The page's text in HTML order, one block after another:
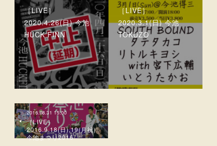
［LIVE］
2020.4.26(日) 今池
HUCK FINN
［LIVE］
2020.3.1(日) 今池
TOKUZO
2016.08.31 15:00
［LIVE］
2016.9.18(日),19(月祝)
今池まつり2016